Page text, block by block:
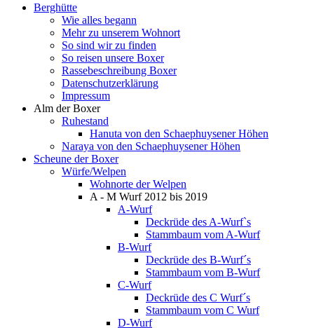
Berghütte
Wie alles begann
Mehr zu unserem Wohnort
So sind wir zu finden
So reisen unsere Boxer
Rassebeschreibung Boxer
Datenschutzerklärung
Impressum
Alm der Boxer
Ruhestand
Hanuta von den Schaephuysener Höhen
Naraya von den Schaephuysener Höhen
Scheune der Boxer
Würfe/Welpen
Wohnorte der Welpen
A - M Wurf 2012 bis 2019
A-Wurf
Deckrüde des A-Wurf`s
Stammbaum vom A-Wurf
B-Wurf
Deckrüde des B-Wurf´s
Stammbaum vom B-Wurf
C-Wurf
Deckrüde des C Wurf´s
Stammbaum vom C Wurf
D-Wurf